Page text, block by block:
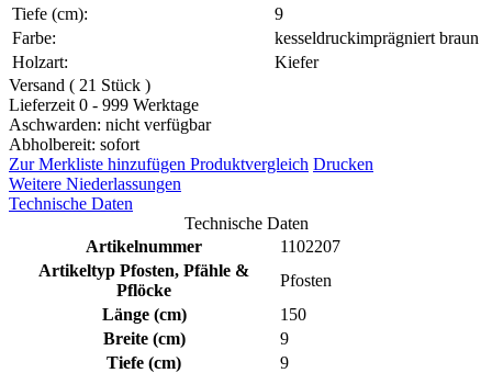
Tiefe (cm):
9
Farbe:
kesseldruckimprägniert braun
Holzart:
Kiefer
Versand ( 21 Stück )
Lieferzeit 0 - 999 Werktage
Aschwarden: nicht verfügbar
Abholbereit: sofort
Zur Merkliste hinzufügen Produktvergleich Drucken
Weitere Niederlassungen
Technische Daten
Technische Daten
Artikelnummer
1102207
Artikeltyp Pfosten, Pfähle &
Pflöcke
Pfosten
Länge (cm)
150
Breite (cm)
9
Tiefe (cm)
9